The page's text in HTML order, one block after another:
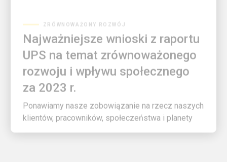
Najważniejsze wnioski z raportu
UPS na temat zrównoważonego
rozwoju i wpływu społecznego
za 2023 r.
Ponawiamy nasze zobowiązanie na rzecz naszych
klientów, pracowników, społeczeństwa i planety